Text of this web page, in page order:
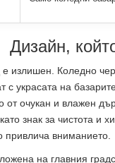
Дизайн,
е излишен. Коледно
с украсата на
очукан и влажен
знак за чистота и
привлича вниманието.